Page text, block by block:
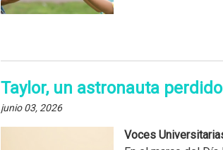
Taylor, un astronauta
junio 03, 2026
Voces